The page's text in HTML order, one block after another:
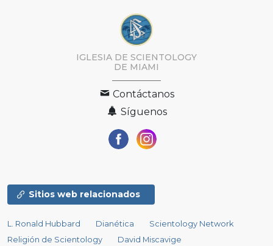
IGLESIA DE SCIENTOLOGY
DE MIAMI
Contáctanos
Síguenos
Sitios web relacionados
L. Ronald Hubbard Dianética
Scientology Network
Religión de Scientology
David Miscavige